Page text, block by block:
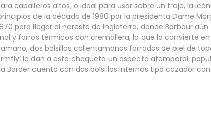
caballeros altos, o ideal para usar sobre un traje, la
de la década de 1980 por la presidenta Dame
para llegar al noreste de Inglaterra, donde Barbour
y forros térmicos con cremallera, lo que la convierte
dos bolsillos calientamanos forrados de piel de
le dan a esta chaqueta un aspecto atemporal,
cuenta con dos bolsillos internos tipo cazador